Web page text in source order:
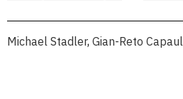
Michael Stadler, Gian-Reto Capaul